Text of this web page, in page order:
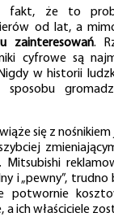
fakt, że to
od lat, a
zainteresowań.
cyfrowe są
w historii
się z nośnikiem
i „pewny”, trudno
potwornie
ich właściciele